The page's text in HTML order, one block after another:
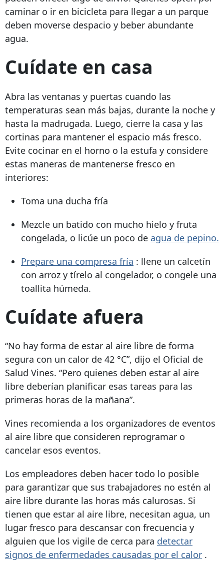
caminar o ir en bicicleta para llegar a un parque
deben moverse despacio y beber abundante
agua.
Cuídate en casa
Abra las ventanas y puertas cuando las
temperaturas sean más bajas, durante la noche y
hasta la madrugada. Luego, cierre la casa y las
cortinas para mantener el espacio más fresco.
Evite cocinar en el horno o la estufa y considere
estas maneras de mantenerse fresco en
interiores:
Toma una ducha fría
Mezcle un batido con mucho hielo y fruta
congelada, o licúe un poco de agua de pepino.
Prepare una compresa fría : llene un calcetín
con arroz y tírelo al congelador, o congele una
toallita húmeda.
Cuídate afuera
“No hay forma de estar al aire libre de forma
segura con un calor de 42 °C”, dijo el Oficial de
Salud Vines. “Pero quienes deben estar al aire
libre deberían planificar esas tareas para las
primeras horas de la mañana”.
Vines recomienda a los organizadores de eventos
al aire libre que consideren reprogramar o
cancelar esos eventos.
Los empleadores deben hacer todo lo posible
para garantizar que sus trabajadores no estén al
aire libre durante las horas más calurosas. Si
tienen que estar al aire libre, necesitan agua, un
lugar fresco para descansar con frecuencia y
alguien que los vigile de cerca para detectar
signos de enfermedades causadas por el calor .